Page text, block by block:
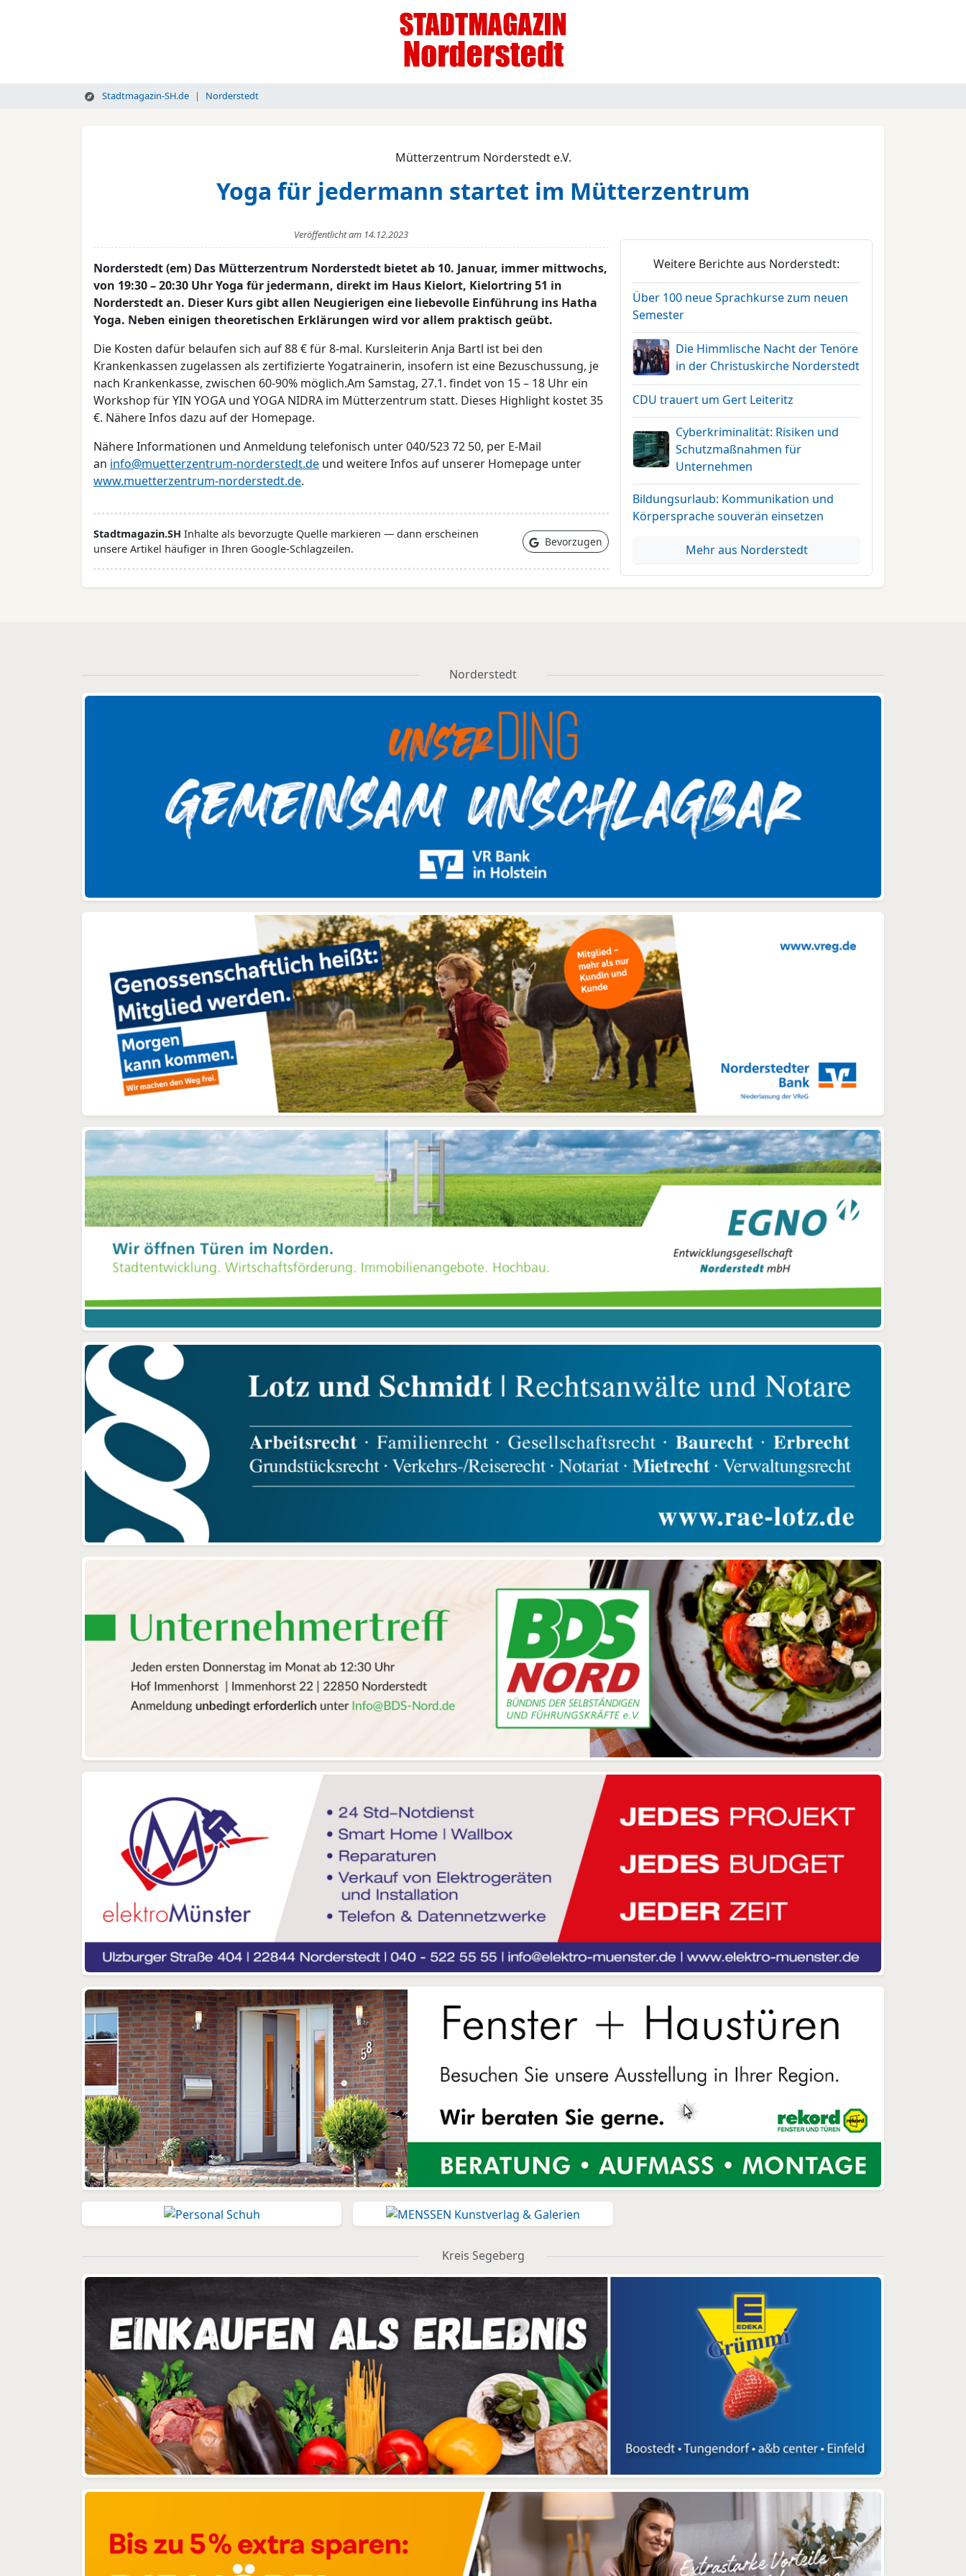
Stadtmagazin-SH.de Norderstedt
Mütterzentrum Norderstedt e.V.
Yoga für jedermann startet im Mütterzentrum
Veröffentlicht am 14.12.2023
Norderstedt (em) Das Mütterzentrum Norderstedt bietet ab 10. Januar, immer mittwochs,
von 19:30 – 20:30 Uhr Yoga für jedermann, direkt im Haus Kielort, Kielortring 51 in
Norderstedt an. Dieser Kurs gibt allen Neugierigen eine liebevolle Einführung ins Hatha
Yoga. Neben einigen theoretischen Erklärungen wird vor allem praktisch geübt.
Die Kosten dafür belaufen sich auf 88 € für 8-mal. Kursleiterin Anja Bartl ist bei den
Krankenkassen zugelassen als zertifizierte Yogatrainerin, insofern ist eine Bezuschussung, je
nach Krankenkasse, zwischen 60-90% möglich.Am Samstag, 27.1. findet von 15 – 18 Uhr ein
Workshop für YIN YOGA und YOGA NIDRA im Mütterzentrum statt. Dieses Highlight kostet 35
€. Nähere Infos dazu auf der Homepage.
Nähere Informationen und Anmeldung telefonisch unter 040/523 72 50, per E-Mail
an info@muetterzentrum-norderstedt.de und weitere Infos auf unserer Homepage unter
www.muetterzentrum-norderstedt.de.
Stadtmagazin.SH Inhalte als bevorzugte Quelle markieren — dann erscheinen
unsere Artikel häufiger in Ihren Google-Schlagzeilen.
Bevorzugen
Weitere Berichte aus Norderstedt:
Über 100 neue Sprachkurse zum neuen
Semester
Die Himmlische Nacht der Tenöre
in der Christuskirche Norderstedt
CDU trauert um Gert Leiteritz
Cyberkriminalität: Risiken und
Schutzmaßnahmen für
Unternehmen
Bildungsurlaub: Kommunikation und
Körpersprache souverän einsetzen
Mehr aus Norderstedt
Norderstedt
Kreis Segeberg